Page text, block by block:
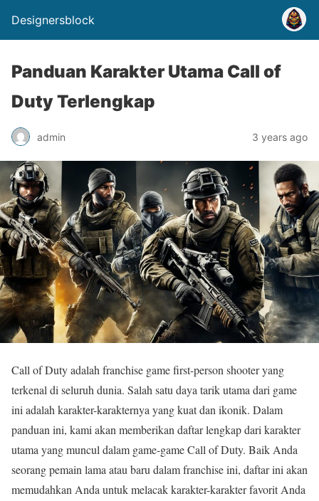
Designersblock
Panduan Karakter Utama Call of
Duty Terlengkap
admin 3 years ago
Call of Duty adalah franchise game first-person shooter yang
terkenal di seluruh dunia. Salah satu daya tarik utama dari game
ini adalah karakter-karakternya yang kuat dan ikonik. Dalam
panduan ini, kami akan memberikan daftar lengkap dari karakter
utama yang muncul dalam game-game Call of Duty. Baik Anda
seorang pemain lama atau baru dalam franchise ini, daftar ini akan
memudahkan Anda untuk melacak karakter-karakter favorit Anda